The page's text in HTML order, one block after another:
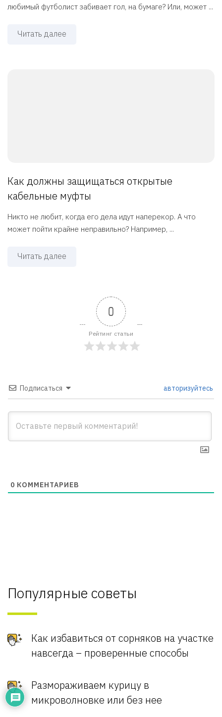
любимый футболист забивает гол, на бумаге? Или, может ...
Читать далее
Как должны защищаться открытые
кабельные муфты
Никто не любит, когда его дела идут наперекор. А что
может пойти крайне неправильно? Например, ...
Читать далее
0
Рейтинг статьи
Подписаться авторизуйтесь
0 КОММЕНТАРИЕВ
Популярные советы
Как избавиться от сорняков на участке
навсегда – проверенные способы
Размораживаем курицу в
микроволновке или без нее